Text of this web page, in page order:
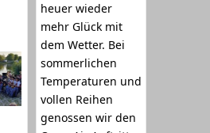
heuer wieder
mehr Glück mit
dem Wetter. Bei
sommerlichen
Temperaturen und
vollen Reihen
genossen wir den